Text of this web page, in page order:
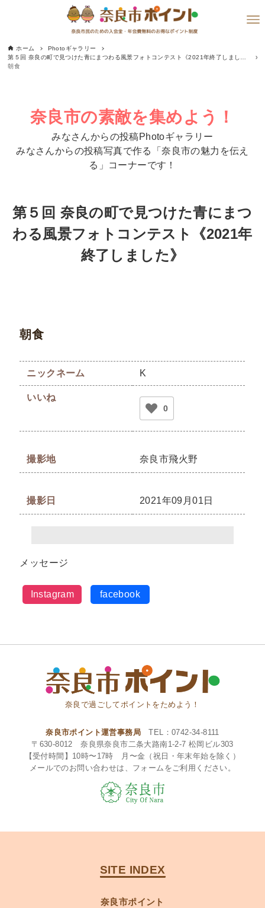
ホーム
Photoギャラリー
朝食
奈良市の素敵を集めよう！
みなさんからの投稿Photoギャラリー
みなさんからの投稿写真で作る「奈良市の魅力を伝え
る」コーナーです！
第５回 奈良の町で見つけた青にまつ
わる風景フォトコンテスト《2021年
終了しました》
朝食
ニックネーム K
いいね
0
撮影地 奈良市飛火野
撮影日 2021年09月01日
メッセージ
Instagram facebook
奈良で過ごしてポイントをためよう！
奈良市ポイント運営事務局 TEL：0742-34-8111
〒630-8012 奈良県奈良市二条大路南1-2-7 松岡ビル303
【受付時間】10時〜17時 月〜金（祝日・年末年始を除く）
メールでのお問い合わせは、フォームをご利用ください。
SITE INDEX
奈良市ポイント